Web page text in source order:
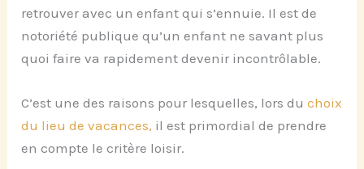
retrouver avec un enfant qui s’ennuie. Il est de
notoriété publique qu’un enfant ne savant plus
quoi faire va rapidement devenir incontrôlable.
C’est une des raisons pour lesquelles, lors duchoix
du lieu de vacances, il est primordial de prendre
en compte le critère loisir.